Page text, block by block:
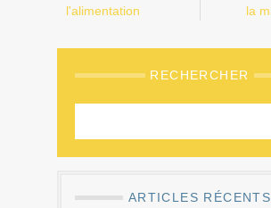
l'alimentation
la
RECHERCHER
ARTICLES RÉCENTS